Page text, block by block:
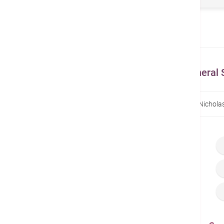
関連性のあるその他の医師 General
Dr. Kotewall Clarence